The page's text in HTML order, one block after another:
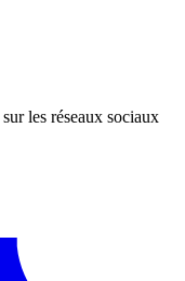
les réseaux sociaux